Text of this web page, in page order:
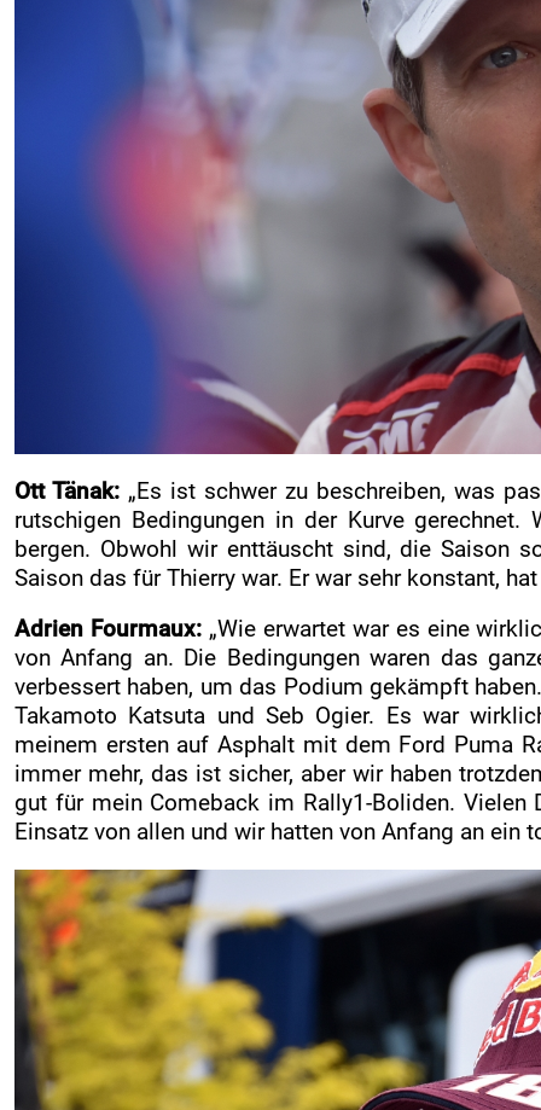
Ott Tänak: „Es ist schwer zu beschreiben, was
rutschigen Bedingungen in der Kurve
bergen. Obwohl wir enttäuscht sind, die Saison
Saison das für Thierry war. Er war sehr konstant,
Adrien Fourmaux: „Wie erwartet war es eine
von Anfang an. Die Bedingungen waren das
verbessert haben, um das Podium gekämpft
Takamoto Katsuta und Seb Ogier. Es war
meinem ersten auf Asphalt mit dem Ford Puma
immer mehr, das ist sicher, aber wir haben
gut für mein Comeback im Rally1-Boliden.
Einsatz von allen und wir hatten von Anfang an ein